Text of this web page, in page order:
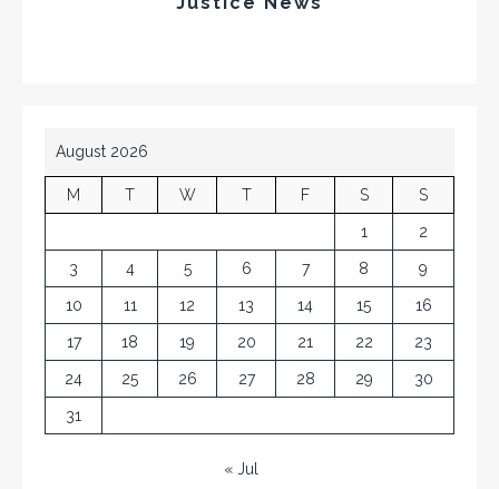
August 2026
M T W T F S S
1 2
3 4 5 6 7 8 9
10 11 12 13 14 15 16
17 18 19 20 21 22 23
24 25 26 27 28 29 30
31
« Jul